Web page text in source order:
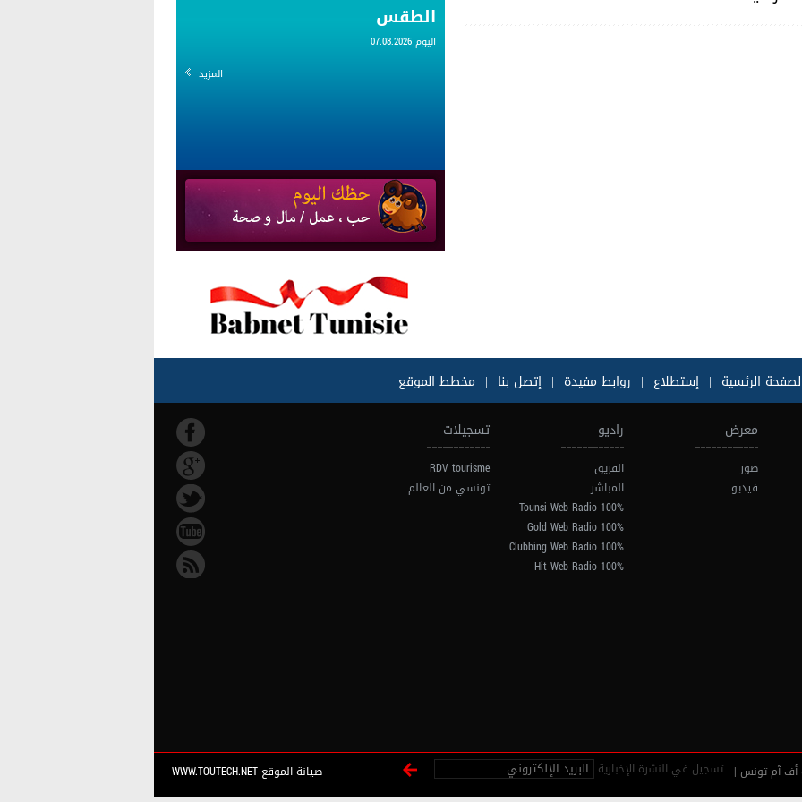
الطقس
اليوم 07.08.2026
المزيد
الرئسية | إستطلاع | روابط مفيدة | إتصل بنا | مخطط الموقع
معرض
صور
فيديو
راديو
الفريق
المباشر
100% Tounsi Web Radio
100% Gold Web Radio
100% Clubbing Web Radio
100% Hit Web Radio
تسجيلات
RDV tourisme
تونسي من العالم
تسجيل في النشرة الإخبارية صيانة الموقع WWW.TOUTECH.NET